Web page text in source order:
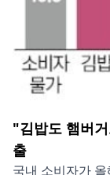
"김밥도 햄버
출
국내 소비자가